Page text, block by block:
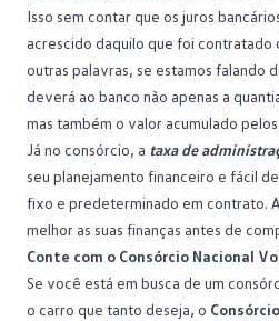
Isso sem contar que os juros
acrescido daquilo que foi contratado
outras palavras, se estamos falando
deverá ao banco não apenas a
mas também o valor acumulado
Já no consórcio, a taxa de
seu planejamento financeiro e fácil
fixo e predeterminado em contrato.
melhor as suas finanças antes de
Conte com o Consórcio Nacional
Se você está em busca de um
o carro que tanto deseja, o